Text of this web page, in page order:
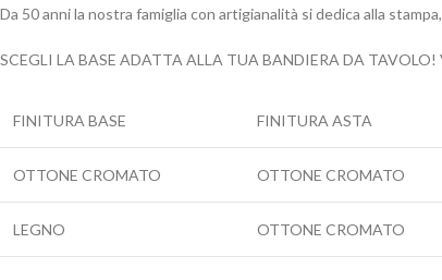
Da 50 anni la nostra famiglia con artigianalità si dedica alla
SCEGLI LA BASE ADATTA ALLA TUA BANDIERA DA TAVOLO!
FINITURA BASE FINITURA ASTA
OTTONE CROMATO OTTONE CROMATO
LEGNO OTTONE CROMATO